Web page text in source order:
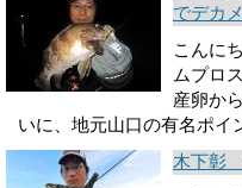
でデカ
こんに
ムプロ
産卵か
いに、地元山口の有名ポイ
木下彰